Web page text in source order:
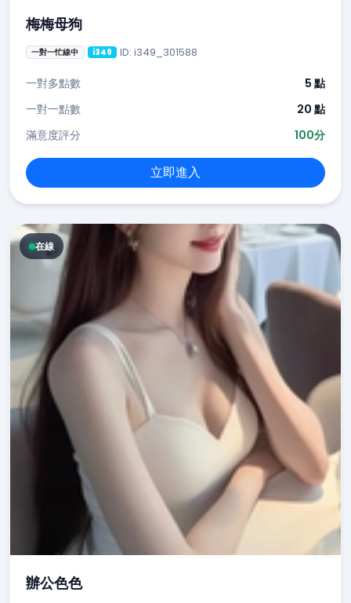
梅梅母狗
一對一忙線中 i349 ID: i349_301588
一對多點數
5 點
一對一點數
20 點
滿意度評分
100分
立即進入
在線
辦公色色